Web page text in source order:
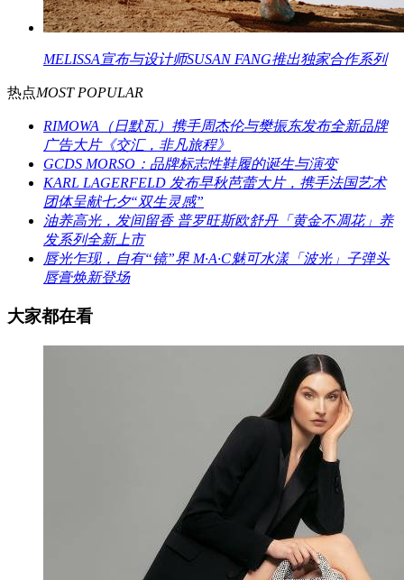
MELISSA宣布与设计师SUSAN FANG推出独家合作系列
热点MOST POPULAR
RIMOWA（日默瓦）携手周杰伦与樊振东发布全新品牌
广告大片《交汇，非凡旅程》
GCDS MORSO：品牌标志性鞋履的诞生与演变
KARL LAGERFELD 发布早秋芭蕾大片，携手法国艺术
团体呈献七夕“双生灵感”
油养高光，发间留香 普罗旺斯欧舒丹「黄金不凋花」养
发系列全新上市
唇光乍现，自有“镜”界 M·A·C魅可水漾「波光」子弹头
唇膏焕新登场
大家都在看